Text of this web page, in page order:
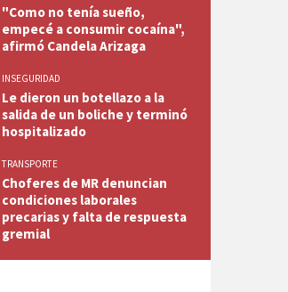
"Como no tenía sueño,
empecé a consumir cocaína",
afirmó Candela Arizaga
INSEGURIDAD
Le dieron un botellazo a la
salida de un boliche y terminó
hospitalizado
TRANSPORTE
Choferes de MR denuncian
condiciones laborales
precarias y falta de respuesta
gremial